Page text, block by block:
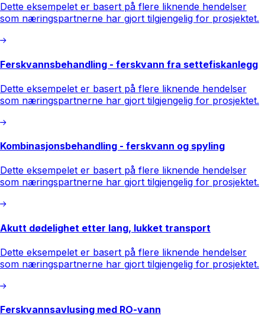
Dette eksempelet er basert på flere liknende hendelser
som næringspartnerne har gjort tilgjengelig for prosjektet.
Ferskvannsbehandling - ferskvann fra settefiskanlegg
Dette eksempelet er basert på flere liknende hendelser
som næringspartnerne har gjort tilgjengelig for prosjektet.
Kombinasjonsbehandling - ferskvann og spyling
Dette eksempelet er basert på flere liknende hendelser
som næringspartnerne har gjort tilgjengelig for prosjektet.
Akutt dødelighet etter lang, lukket transport
Dette eksempelet er basert på flere liknende hendelser
som næringspartnerne har gjort tilgjengelig for prosjektet.
Ferskvannsavlusing med RO-vann